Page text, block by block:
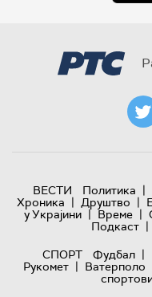
ВЕСТИ Политика |
Хроника | Друштво |
у Украјини | Време |
Подкаст |
СПОРТ
Фудбал |
Рукомет | Ватерполо